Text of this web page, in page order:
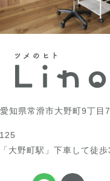
愛知県常滑市大野町9丁目
大野町駅」下車して徒歩